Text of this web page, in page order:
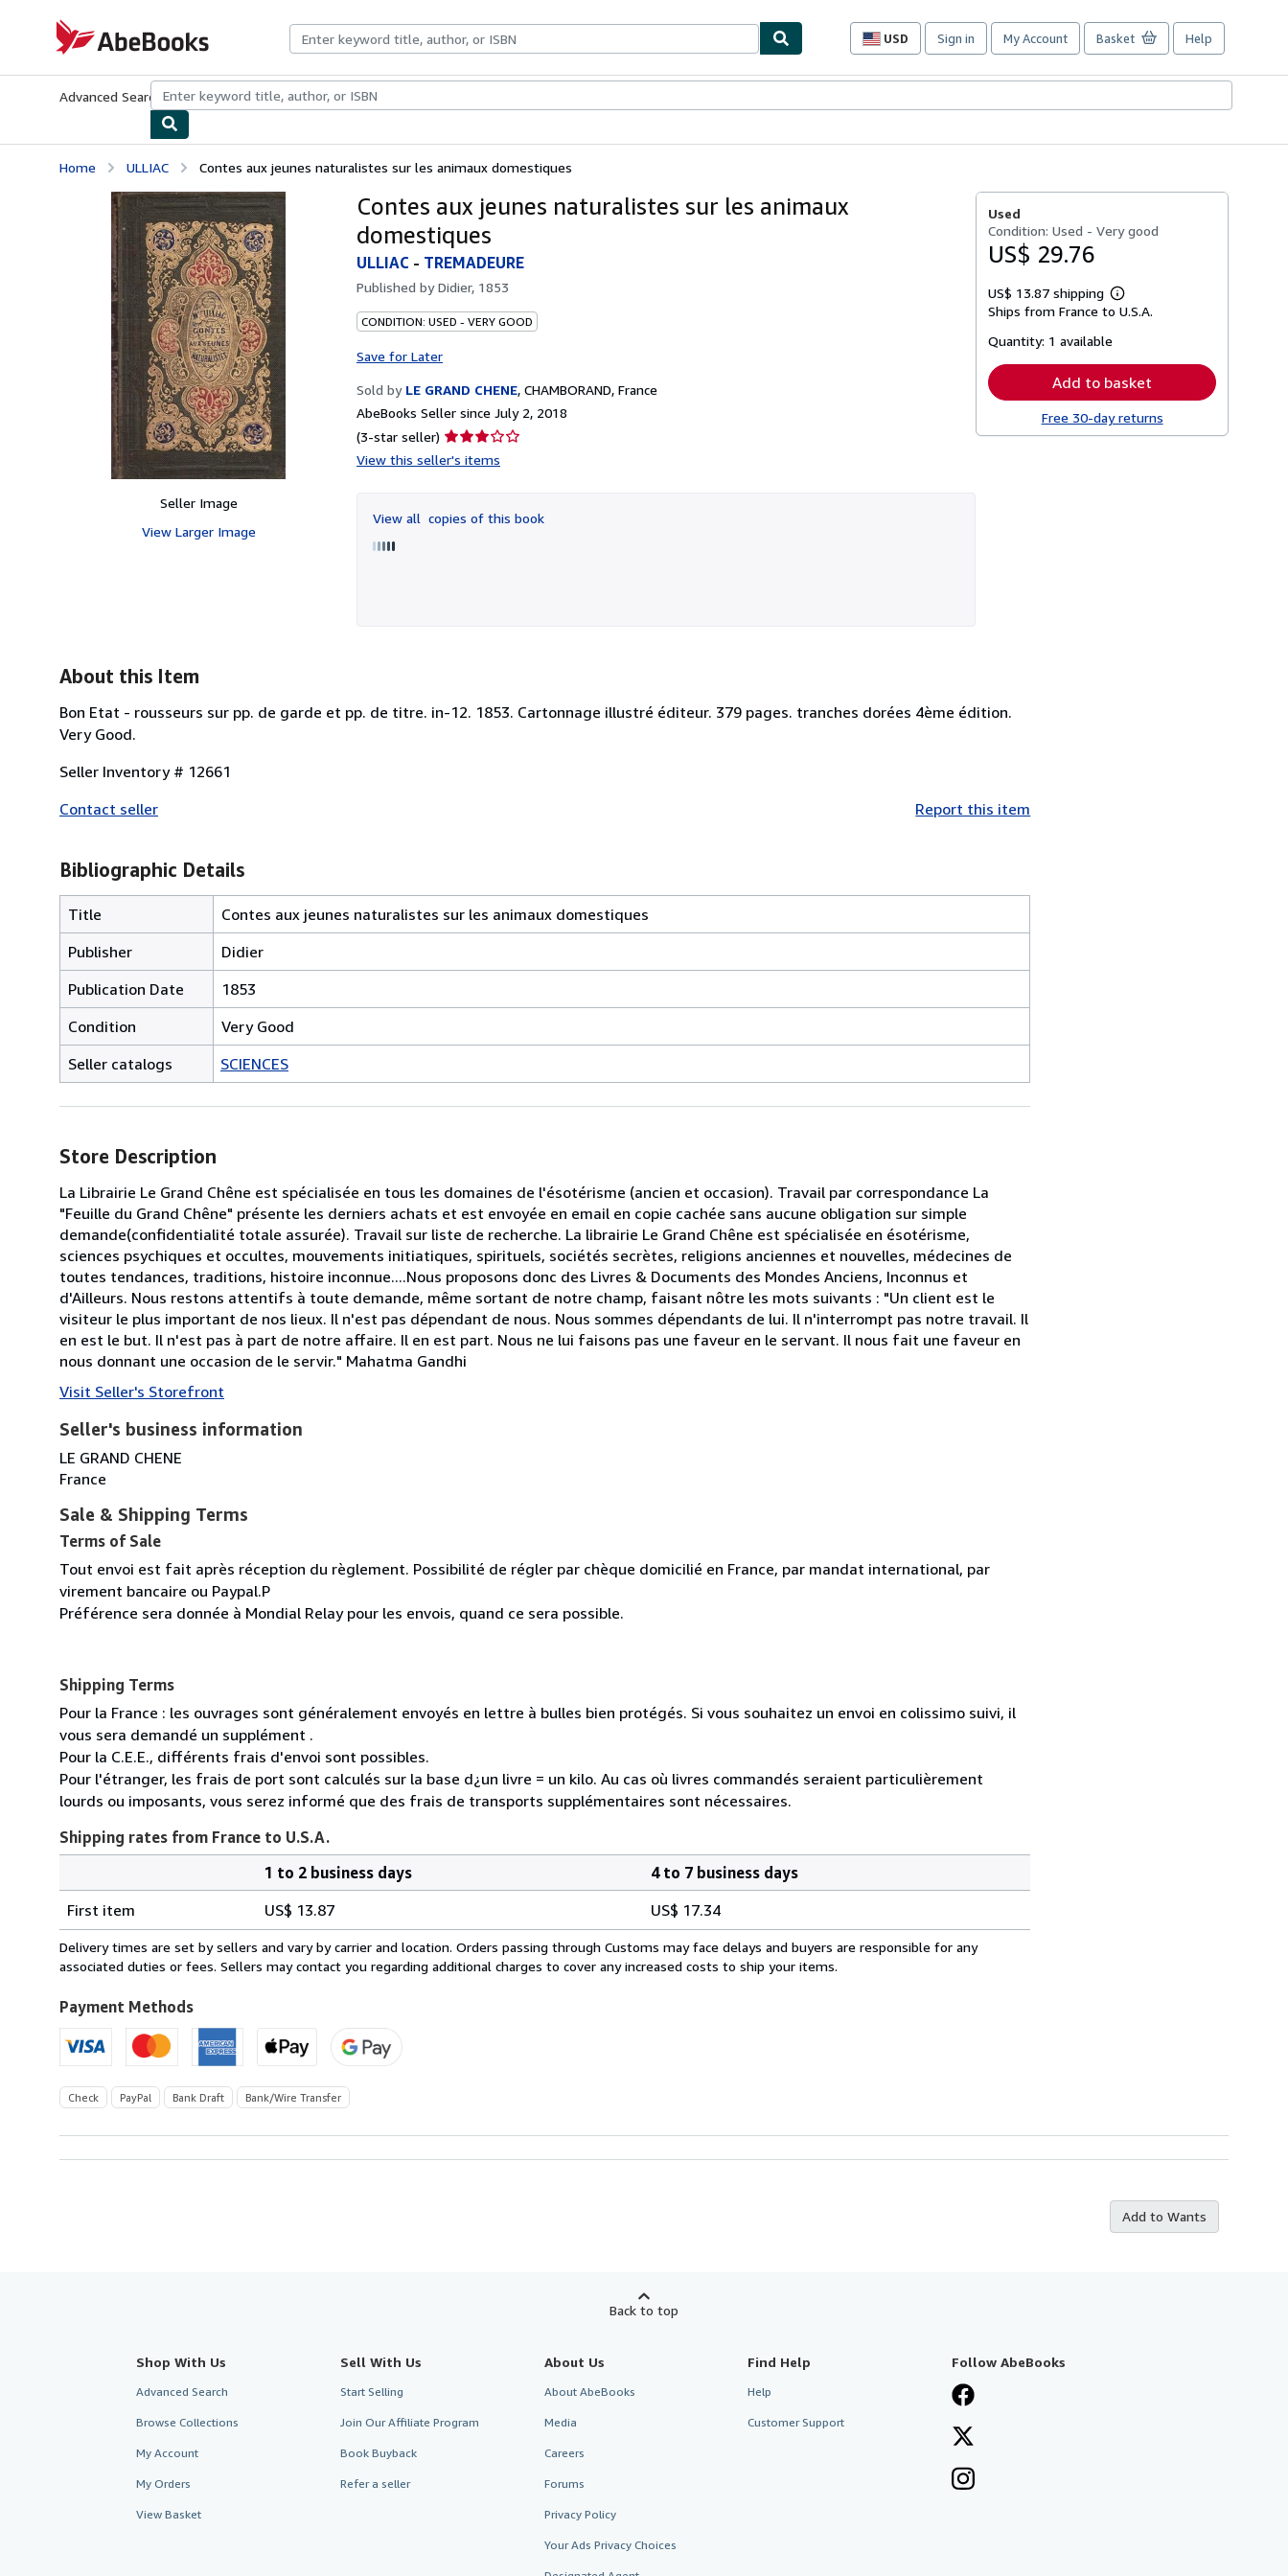
AbeBooks.com
USD
Site
preferences
Sign in My Account Basket Help
Advanced Search Browse CollectionsRare BooksArt & Collectibles
Home ULLIAC Contes aux jeunes naturalistes sur les animaux domestiques
Seller Image
View Larger Image
Contes aux jeunes naturalistes sur les animaux
domestiques
ULLIAC - TREMADEURE
Published byDidier, 1853
CONDITION: USED - VERY GOOD
Save for Later
Sold by LE GRAND CHENE, CHAMBORAND, France
AbeBooks Seller since July 2, 2018
(3-star seller) Seller
rating
of
5
View this seller's items
View all copies of this book
Used
Condition: Used - Very good
US$ 29.76
US$ 13.87 shipping
Learn
more
Ships from France to U.S.A.
Quantity: 1 available
Add to basket
Free 30-day returns
About this Item
Bon Etat - rousseurs sur pp. de garde et pp. de titre. in-12. 1853. Cartonnage illustré éditeur. 379 pages. tranches dorées 4ème édition.
Very Good.
Seller Inventory # 12661
Contact seller
Report this item
Bibliographic Details
Title
Contes aux jeunes naturalistes sur les animaux domestiques
Publisher
Didier
Publication Date
1853
Condition
Very Good
Seller catalogs
SCIENCES
Store Description
La Librairie Le Grand Chêne est spécialisée en tous les domaines de l'ésotérisme (ancien et occasion). Travail par correspondance La
"Feuille du Grand Chêne" présente les derniers achats et est envoyée en email en copie cachée sans aucune obligation sur simple
demande(confidentialité totale assurée). Travail sur liste de recherche. La librairie Le Grand Chêne est spécialisée en ésotérisme,
sciences psychiques et occultes, mouvements initiatiques, spirituels, sociétés secrètes, religions anciennes et nouvelles, médecines de
toutes tendances, traditions, histoire inconnue....Nous proposons donc des Livres & Documents des Mondes Anciens, Inconnus et
d'Ailleurs. Nous restons attentifs à toute demande, même sortant de notre champ, faisant nôtre les mots suivants : "Un client est le
visiteur le plus important de nos lieux. Il n'est pas dépendant de nous. Nous sommes dépendants de lui. Il n'interrompt pas notre travail. Il
en est le but. Il n'est pas à part de notre affaire. Il en est part. Nous ne lui faisons pas une faveur en le servant. Il nous fait une faveur en
nous donnant une occasion de le servir." Mahatma Gandhi
Visit Seller's Storefront
Seller's business information
LE GRAND CHENE
France
Sale & Shipping Terms
Terms of Sale
Tout envoi est fait après réception du règlement. Possibilité de régler par chèque domicilié en France, par mandat international, par
virement bancaire ou Paypal.P
Préférence sera donnée à Mondial Relay pour les envois, quand ce sera possible.
Shipping Terms
Pour la France : les ouvrages sont généralement envoyés en lettre à bulles bien protégés. Si vous souhaitez un envoi en colissimo suivi, il
vous sera demandé un supplément .
Pour la C.E.E., différents frais d'envoi sont possibles.
Pour l'étranger, les frais de port sont calculés sur la base d¿un livre = un kilo. Au cas où livres commandés seraient particulièrement
lourds ou imposants, vous serez informé que des frais de transports supplémentaires sont nécessaires.
Shipping rates from France to U.S.A.
rates
from
France
U.S.A.
1 to 2 business days
4 to 7 business days
First item
US$ 13.87 US$ 17.34
Delivery times are set by sellers and vary by carrier and location. Orders passing through Customs may face delays and buyers are responsible for any
associated duties or fees. Sellers may contact you regarding additional charges to cover any increased costs to ship your items.
Payment Methods
Check PayPal Bank Draft Bank/Wire Transfer
Add to Wants
Back to top
Shop With Us
Advanced Search
Browse Collections
My Account
My Orders
View Basket
Sell With Us
Start Selling
Join Our Affiliate Program
Book Buyback
Refer a seller
About Us
About AbeBooks
Media
Careers
Forums
Privacy Policy
Your Ads Privacy Choices
Find Help
Help
Customer Support
Follow AbeBooks